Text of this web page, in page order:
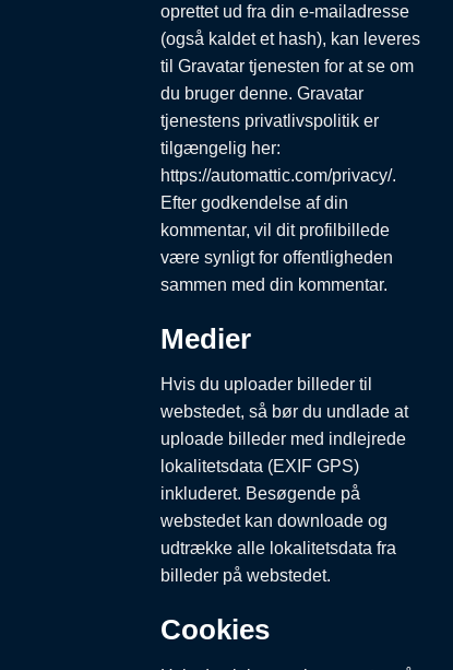
oprettet ud fra din e-mailadresse
(også kaldet et hash), kan leveres
til Gravatar tjenesten for at se om
du bruger denne. Gravatar
tjenestens privatlivspolitik er
tilgængelig her:
https://automattic.com/privacy/.
Efter godkendelse af din
kommentar, vil dit profilbillede
være synligt for offentligheden
sammen med din kommentar.
Medier
Hvis du uploader billeder til
webstedet, så bør du undlade at
uploade billeder med indlejrede
lokalitetsdata (EXIF GPS)
inkluderet. Besøgende på
webstedet kan downloade og
udtrække alle lokalitetsdata fra
billeder på webstedet.
Cookies